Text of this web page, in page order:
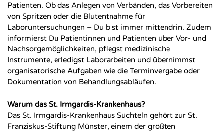
Patienten. Ob das Anlegen von Verbänden, das Vorbereiten
von Spritzen oder die Blutentnahme für
Laboruntersuchungen – Du bist immer mittendrin. Zudem
informierst Du Patientinnen und Patienten über Vor- und
Nachsorgemöglichkeiten, pflegst medizinische
Instrumente, erledigst Laborarbeiten und übernimmst
organisatorische Aufgaben wie die Terminvergabe oder
Dokumentation von Behandlungsabläufen.
Warum das St. Irmgardis-Krankenhaus?
Das St. Irmgardis-Krankenhaus Süchteln gehört zur St.
Franziskus-Stiftung Münster, einem der größten